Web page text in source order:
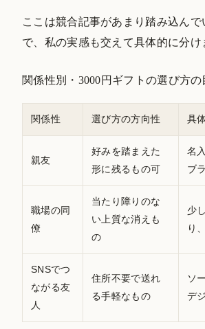
ここは競合記事があまり踏み込ん
で、私の実感も交えて具体的に分け
関係性別・3000円ギフトの選び方の
関係性 選び方の方向性 具
親友
好みを踏まえた
形に残るもの可
名
ブ
職場の同
僚
当たり障りのな
い上質な消えも
の
少
り
SNSでつ
ながる友
人
住所不要で送れ
る手軽なもの
ソ
デ